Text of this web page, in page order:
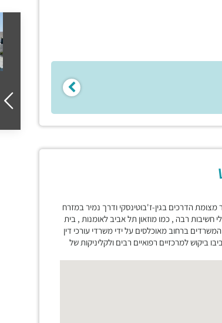
הדרכים בגין-ז'בוטינסקי ודרך נמיר במזרח
חשיבות רבה , כמו מוזאון תל אביב לאומנות , בית
ברחוב מאוכלסים על ידי משרדי עורכי דין
למרכזיים רפואיים רבים ולקליניקות של